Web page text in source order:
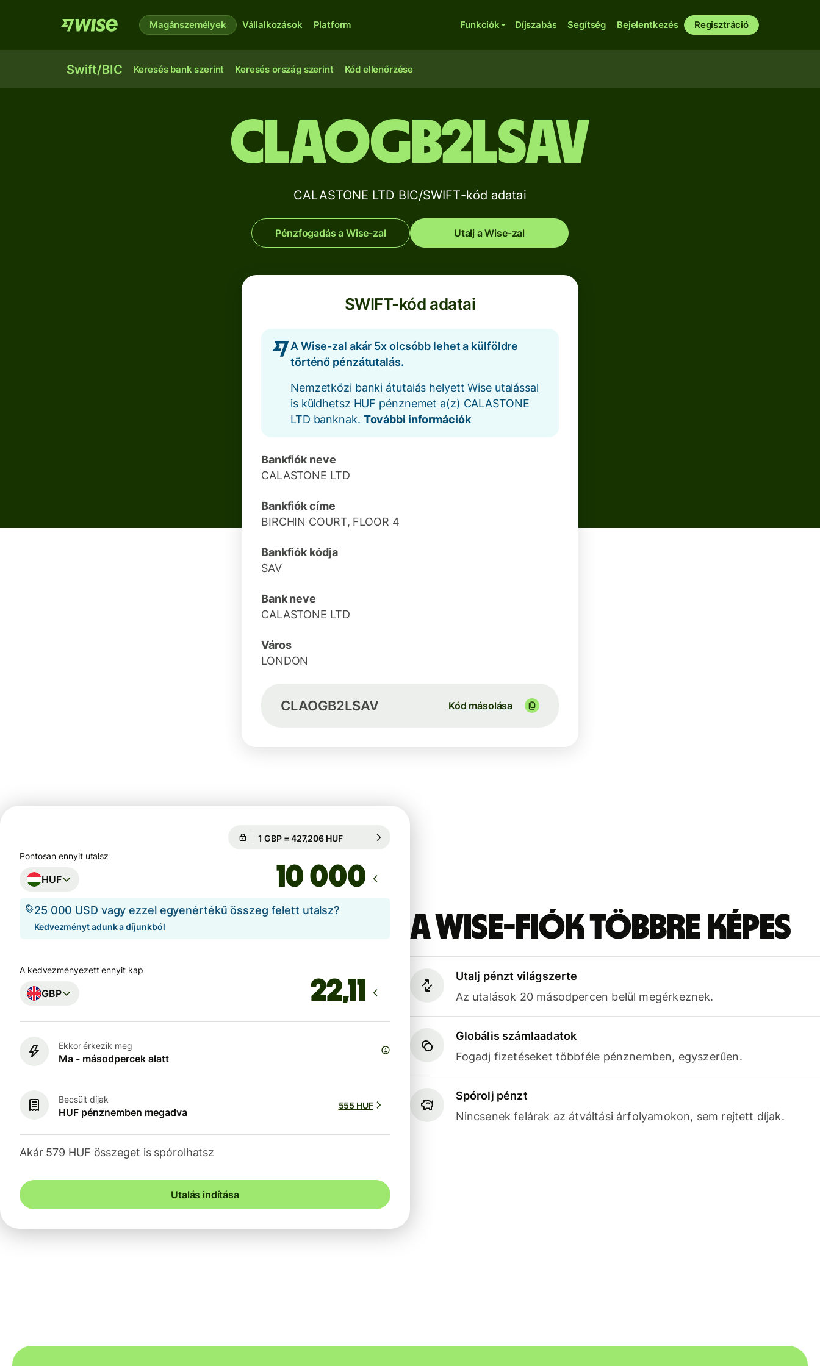
Magánszemélyek Vállalkozások Platform Funkciók Díjszabás Segítség Bejelentkezés Regisztráció
Swift/BIC Keresés bank szerint Keresés ország szerint Kód ellenőrzése
CLAOGB2LSAV
CALASTONE LTD BIC/SWIFT-kód adatai
Pénzfogadás a Wise-zal Utalj a Wise-zal
SWIFT-kód adatai
A Wise-zal akár 5x olcsóbb lehet a külföldre
történő pénzátutalás.
Nemzetközi banki átutalás helyett Wise utalással
is küldhetsz HUF pénznemet a(z) CALASTONE
LTD banknak. További információk
Bankfiók neve
CALASTONE LTD
Bankfiók címe
BIRCHIN COURT, FLOOR 4
Bankfiók kódja
SAV
Bank neve
CALASTONE LTD
Város
LONDON
CLAOGB2LSAV Kód másolása
A Wise-fiók többre képes
Utalj pénzt világszerte
Az utalások 20 másodpercen belül megérkeznek.
Globális számlaadatok
Fogadj fizetéseket többféle pénznemben, egyszerűen.
Spórolj pénzt
Nincsenek felárak az átváltási árfolyamokon, sem rejtett díjak.
Ennyi ideig garantált: 6 óra
Pontosan ennyit utalsz
HUF
25 000 USD vagy ezzel egyenértékű összeg felett utalsz?
Kedvezményt adunk a díjunkból
A kedvezményezett ennyit kap
GBP
Ekkor érkezik meg
Ma - másodpercek alatt
Becsült díjak
HUF pénznemben megadva
555 HUF
Akár 579 HUF összeget is spórolhatsz
Utalás indítása